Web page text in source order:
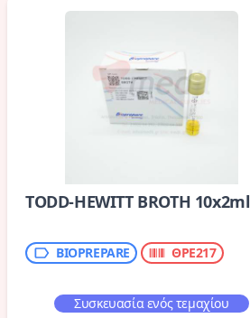
TODD-HEWITT BROTH 10x2ml
BIOPREPARE ΘΡΕ217
Συσκευασία ενός τεμαχίου